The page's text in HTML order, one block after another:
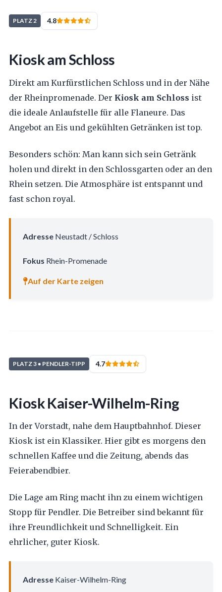
PLATZ 2 4.8
Kiosk am Schloss
Direkt am Kurfürstlichen Schloss und in der Nähe
der Rheinpromenade. Der Kiosk am Schloss ist
die ideale Anlaufstelle für alle Flaneure. Das
Angebot an Eis und gekühlten Getränken ist top.
Besonders schön: Man kann sich sein Getränk
holen und direkt in den Schlossgarten oder an den
Rhein setzen. Die Atmosphäre ist entspannt und
fast schon royal.
AdresseNeustadt / Schloss
Fokus Rhein-Promenade
Auf der Karte zeigen
PLATZ 3 • PENDLER-TIPP 4.7
Kiosk Kaiser-Wilhelm-Ring
In der Vorstadt, nahe dem Hauptbahnhof. Dieser
Kiosk ist ein Klassiker. Hier gibt es morgens den
schnellen Kaffee und die Zeitung, abends das
Feierabendbier.
Die Lage am Ring macht ihn zu einem wichtigen
Stopp für Pendler. Die Betreiber sind bekannt für
ihre Freundlichkeit und Schnelligkeit. Ein
ehrlicher, guter Kiosk.
AdresseKaiser-Wilhelm-Ring